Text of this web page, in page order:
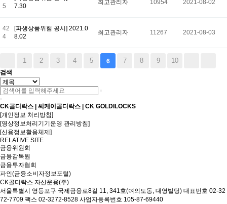
5
7.30
최고관리자 10954 2021-08-02
42
4
[파생상품위험 공시] 2021.0
8.02
최고관리자 11267 2021-08-03
1 2 3 4 5 6 7 8 9 10
검색
CK골디락스 | 씨케이골디락스 | CK GOLDILOCKS
[개인정보 처리방침]
[영상정보처리기기운영 관리방침]
[신용정보활용체제]
RELATIVE SITE
금융위원회
금융감독원
금융투자협회
파인(금융소비자정보포털)
CK골디락스 자산운용(주)
서울특별시 영등포구 국제금융로8길 11, 341호(여의도동, 대영빌딩) 대표번호 02-32
72-7709 팩스 02-3272-8528 사업자등록번호 105-87-69440